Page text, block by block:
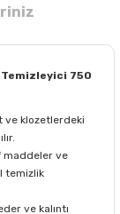
Temizleyici 750
ve klozetlerdeki
maddeler ve
temizlik
ve kalıntı